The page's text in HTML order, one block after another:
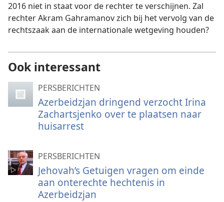
2016 niet in staat voor de rechter te verschijnen. Zal
rechter Akram Gahramanov zich bij het vervolg van de
rechtszaak aan de internationale wetgeving houden?
Ook interessant
PERSBERICHTEN
Azerbeidzjan dringend verzocht Irina
Zachartsjenko over te plaatsen naar
huisarrest
PERSBERICHTEN
Jehovah’s Getuigen vragen om einde
aan onterechte hechtenis in
Azerbeidzjan